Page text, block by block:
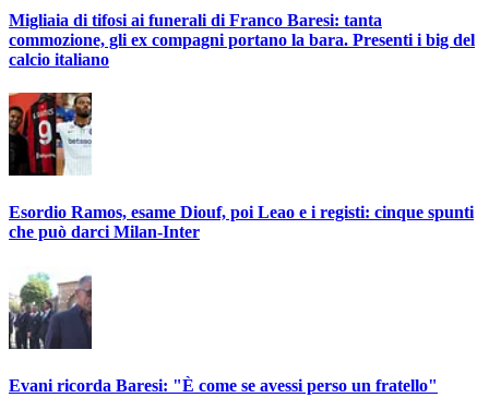
Migliaia di tifosi ai funerali di Franco Baresi: tanta
commozione, gli ex compagni portano la bara. Presenti i big del
calcio italiano
Esordio Ramos, esame Diouf, poi Leao e i registi: cinque spunti
che può darci Milan-Inter
Evani ricorda Baresi: "È come se avessi perso un fratello"